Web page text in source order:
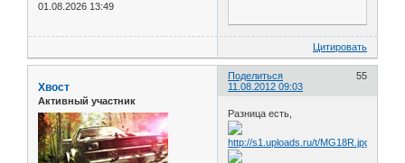
01.08.2026 13:49
Цитировать
Поделиться
55
11.08.2012 09:03
Хвост
Активный участник
Разница есть,